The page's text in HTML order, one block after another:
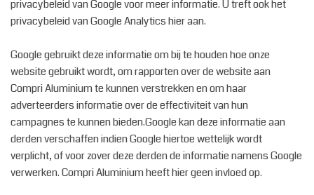
privacybeleid van Google voor meer informatie. U treft ook het
privacybeleid van Google Analytics hier aan.
Google gebruikt deze informatie om bij te houden hoe onze
website gebruikt wordt, om rapporten over de website aan
Compri Aluminium te kunnen verstrekken en om haar
adverteerders informatie over de effectiviteit van hun
campagnes te kunnen bieden.Google kan deze informatie aan
derden verschaffen indien Google hiertoe wettelijk wordt
verplicht, of voor zover deze derden de informatie namens Google
verwerken. Compri Aluminium heeft hier geen invloed op.